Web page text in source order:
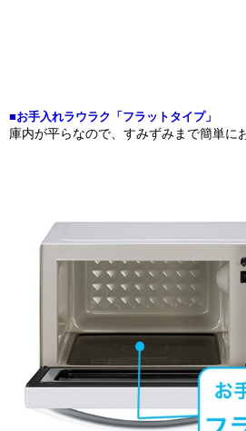
■お手入れラウラク「フラットタイプ」
庫内が平らなので、すみずみまで簡単に